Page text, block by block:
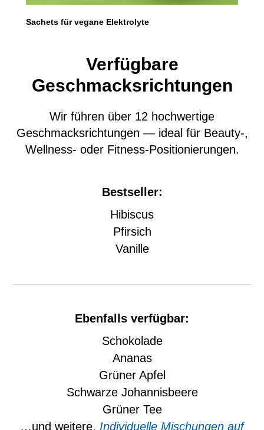
Sachets für vegane Elektrolyte
Verfügbare
Geschmacksrichtungen
Wir führen über 12 hochwertige
Geschmacksrichtungen — ideal für Beauty-,
Wellness- oder Fitness-Positionierungen.
Bestseller:
Hibiscus
Pfirsich
Vanille
Ebenfalls verfügbar:
Schokolade
Ananas
Grüner Apfel
Schwarze Johannisbeere
Grüner Tee
…und weitere. Individuelle Mischungen auf